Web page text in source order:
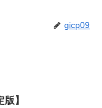
gicp09
】